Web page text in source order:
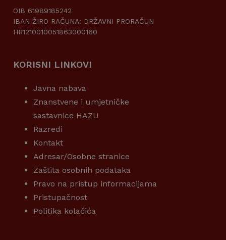
OIB 61989185242
IBAN ŽIRO RAČUNA: DRŽAVNI PRORAČUN
HR1210010051863000160
KORISNI LINKOVI
Javna nabava
Znanstvene i umjetničke
sastavnice HAZU
Razredi
Kontakt
Adresar/Osobne stranice
Zaštita osobnih podataka
Pravo na pristup informacijama
Pristupačnost
Politika kolačića